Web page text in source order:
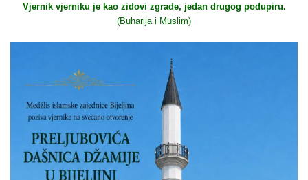
Vjernik vjerniku je kao zidovi zgrade, jedan drugog podupiru.
(Buharija i Muslim)